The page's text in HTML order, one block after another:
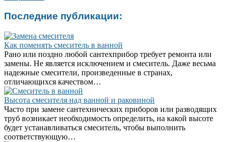
Последние публикации:
Как поменять смеситель в ванной
Рано или поздно любой сантехприбор требует ремонта или
замены. Не является исключением и смеситель. Даже весьма
надежные смесители, произведенные в странах,
отличающихся качеством…
Высота смесителя над ванной и раковиной
Часто при замене сантехнических приборов или разводящих
труб возникает необходимость определить, на какой высоте
будет устанавливаться смеситель, чтобы выполнить
соответствующую…